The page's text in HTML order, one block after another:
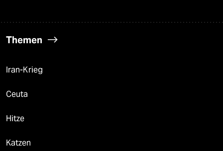
Themen
Iran-Krieg
Ceuta
Hitze
Katzen